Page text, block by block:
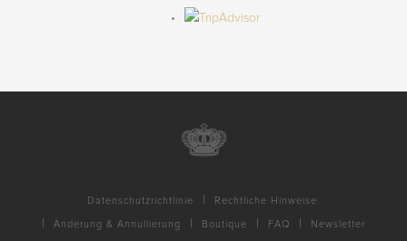
Datenschutzrichtlinie Rechtliche Hinweise
Änderung & Annullierung Boutique FAQ Newsletter